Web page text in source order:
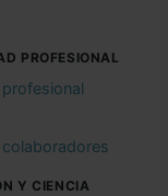
PROFESIONAL
Y CIENCIA